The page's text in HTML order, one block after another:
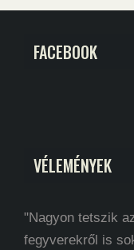
FACEBOOK
VÉLEMÉNYEK
"Nagyon tetszik
fegyverekről is